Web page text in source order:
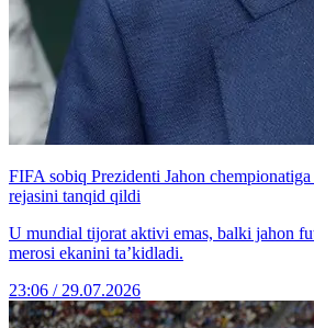
FIFA sobiq Prezidenti Jahon
rejasini tanqid qildi
U mundial tijorat aktivi emas, balki jahon
merosi ekanini ta’kidladi.
23:06 / 29.07.2026